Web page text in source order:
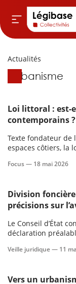
& Cimetières
& Élu local
Actualités
Actualités
Urbanisme
Loi littoral : est-
contemporains ?
Texte fondateur de
espaces côtiers, la
attractifs et
Focus — 18 mai 2026
Division
précisions sur
Le Conseil d’État
déclaration
Veille juridique — 11
Vers un